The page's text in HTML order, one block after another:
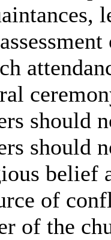
should
should
belief
of
of the